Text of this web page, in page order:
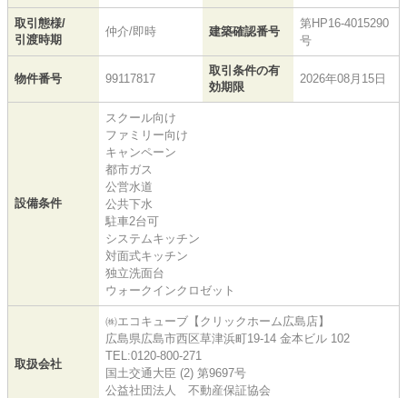
取引態様/
引渡時期
仲介/即時 建築確認番号
第HP16-4015290
号
物件番号 99117817
取引条件の有
効期限
2026年08月15日
設備条件
スクール向け
ファミリー向け
キャンペーン
都市ガス
公営水道
公共下水
駐車2台可
システムキッチン
対面式キッチン
独立洗面台
ウォークインクロゼット
取扱会社
㈱エコキューブ【クリックホーム広島店】
広島県広島市西区草津浜町19-14 金本ビル 102
TEL:0120-800-271
国土交通大臣 (2) 第9697号
公益社団法人 不動産保証協会